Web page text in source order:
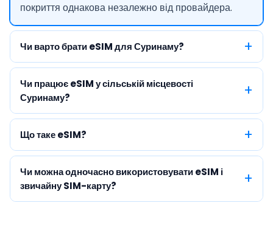
покриття однакова незалежно від провайдера.
Чи варто брати eSIM для Суринаму?
Чи працює eSIM у сільській місцевості
Суринаму?
Що таке eSIM?
Чи можна одночасно використовувати eSIM і
звичайну SIM-карту?